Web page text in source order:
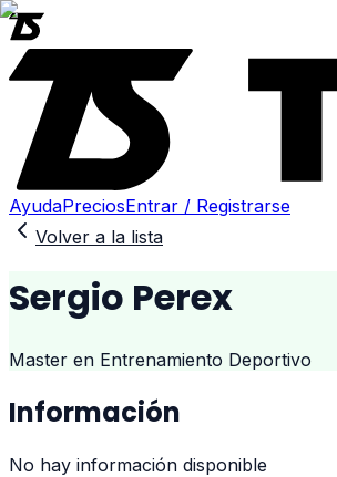
AyudaPreciosEntrar / Registrarse
Volver a la lista
Sergio Perex
Master en Entrenamiento Deportivo
Información
No hay información disponible